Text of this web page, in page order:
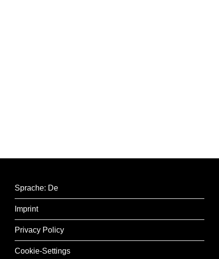
Sprache: De
Imprint
Privacy Policy
Cookie-Settings